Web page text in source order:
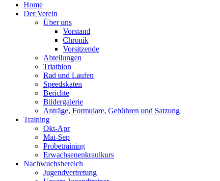
Home
Der Verein
Über uns
Vorstand
Chronik
Vorsitzende
Abteilungen
Triathlon
Rad und Laufen
Speedskaten
Berichte
Bildergalerie
Anträge, Formulare, Gebühren und Satzung
Training
Okt-Apr
Mai-Sep
Probetraining
Erwachsenenkraulkurs
Nachwuchsbereich
Jugendvertretung